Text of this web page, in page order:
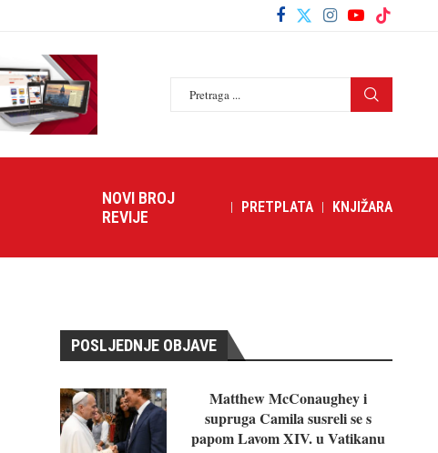
NOVI BROJ
REVIJE
PRETPLATA KNJIŽARA
POSLJEDNJE OBJAVE
Matthew McConaughey i
supruga Camila susreli se s
papom Lavom XIV. u Vatikanu